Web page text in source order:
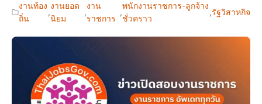
งานท้อง
ถิ่น
,
งานยอด
นิยม
,
งาน
ราชการ
,
พนักงานราชการ-ลูกจ้าง
ชั่วคราว
,รัฐวิสาหกิจ